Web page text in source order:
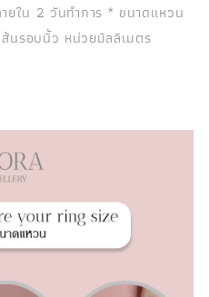
ยใน 2 วันทำการ * ขนาดแหวน
ส้นรอบนิ้ว หน่วยมิลลิเมตร